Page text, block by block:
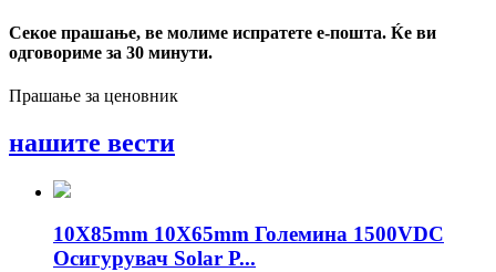
Секое прашање, ве молиме испратете е-пошта. Ќе ви
одговориме за 30 минути.
Прашање за ценовник
нашите вести
10X85mm 10X65mm Големина 1500VDC
Осигурувач Solar P...